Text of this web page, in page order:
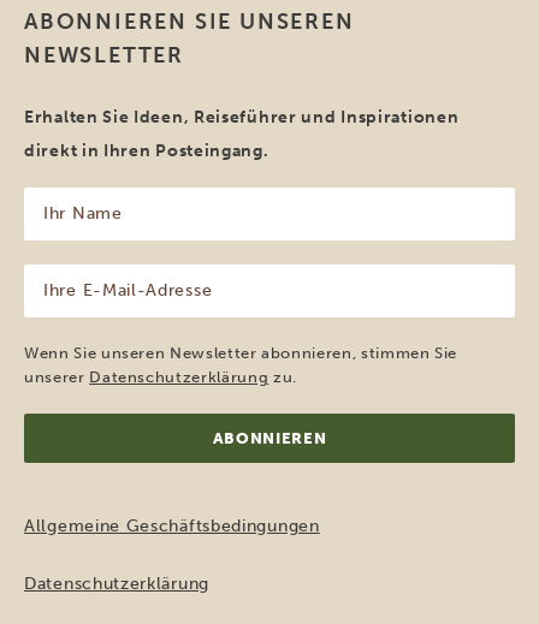
ABONNIEREN SIE UNSEREN
NEWSLETTER
Erhalten Sie Ideen, Reiseführer und Inspirationen
direkt in Ihren Posteingang.
Name
(erforderlich)
Mail-
Adresse
(erforderlich)
Wenn Sie unseren Newsletter abonnieren, stimmen Sie
unserer Datenschutzerklärung zu.
Allgemeine Geschäftsbedingungen
Datenschutzerklärung